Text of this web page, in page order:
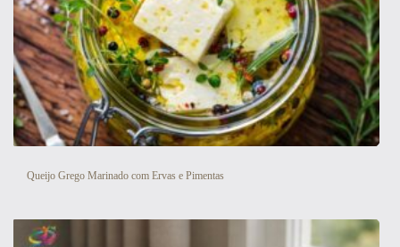
Queijo Grego Marinado com Ervas e Pimentas